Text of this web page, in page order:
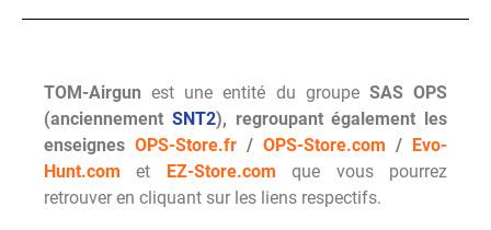
TOM-Airgun est une entité du groupe SAS OPS
(anciennement SNT2), regroupant également les
enseignes OPS-Store.fr / OPS-Store.com /
Evo-
Hunt.comet EZ-Store.com que vous pourrez
retrouver en cliquant sur les liens respectifs.